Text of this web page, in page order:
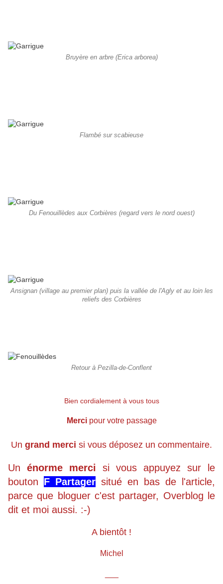
Bruyère en arbre (Erica arborea)
Flambé sur scabieuse
Du Fenouillèdes aux Corbières (regard vers le nord ouest)
Ansignan (village au premier plan) puis la vallée de l'Agly et au loin les
reliefs des Corbières
Retour à Pezilla-de-Conflent
Bien cordialement à vous tous
Mercipour votre passage
Un grand merci si vous déposez un commentaire.
Un énorme merci si vous appuyez sur le
bouton F Partager situé en bas de l'article,
parce que bloguer c'est partager, Overblog le
dit et moi aussi. :-)
A bientôt !
Michel